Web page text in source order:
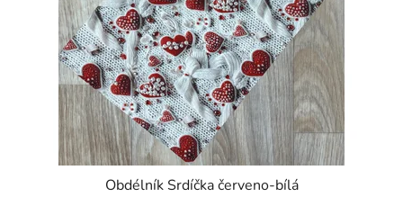
Obdélník Srdíčka červeno-bílá